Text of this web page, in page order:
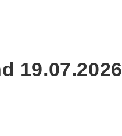
19.07.2026